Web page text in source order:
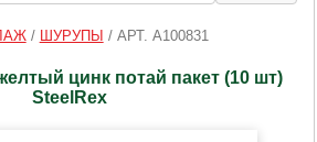
/ ШУРУПЫ / АРТ. A100831
цинк потай пакет (10 шт)
SteelRex